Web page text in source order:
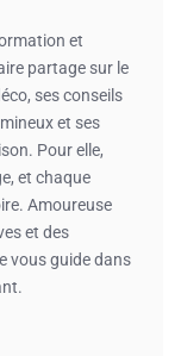
et
partage sur le
ses conseils
et ses
Pour elle,
et chaque
Amoureuse
et des
vous guide dans